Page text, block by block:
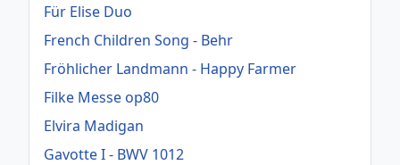
Für Elise Duo
French Children Song - Behr
Fröhlicher Landmann - Happy Farmer
Filke Messe op80
Elvira Madigan
Gavotte I - BWV 1012